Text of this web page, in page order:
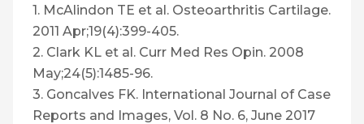
1. McAlindon TE et al. Osteoarthritis Cartilage.
2011 Apr;19(4):399-405.
2. Clark KL et al. Curr Med Res Opin. 2008
May;24(5):1485-96.
3. Goncalves FK. International Journal of Case
Reports and Images, Vol. 8 No. 6, June 2017